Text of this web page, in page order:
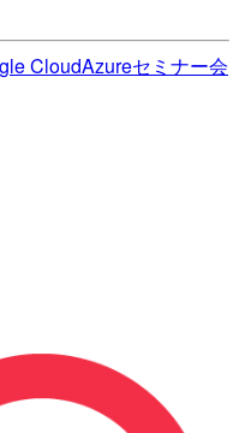
CloudAzureセミナー会